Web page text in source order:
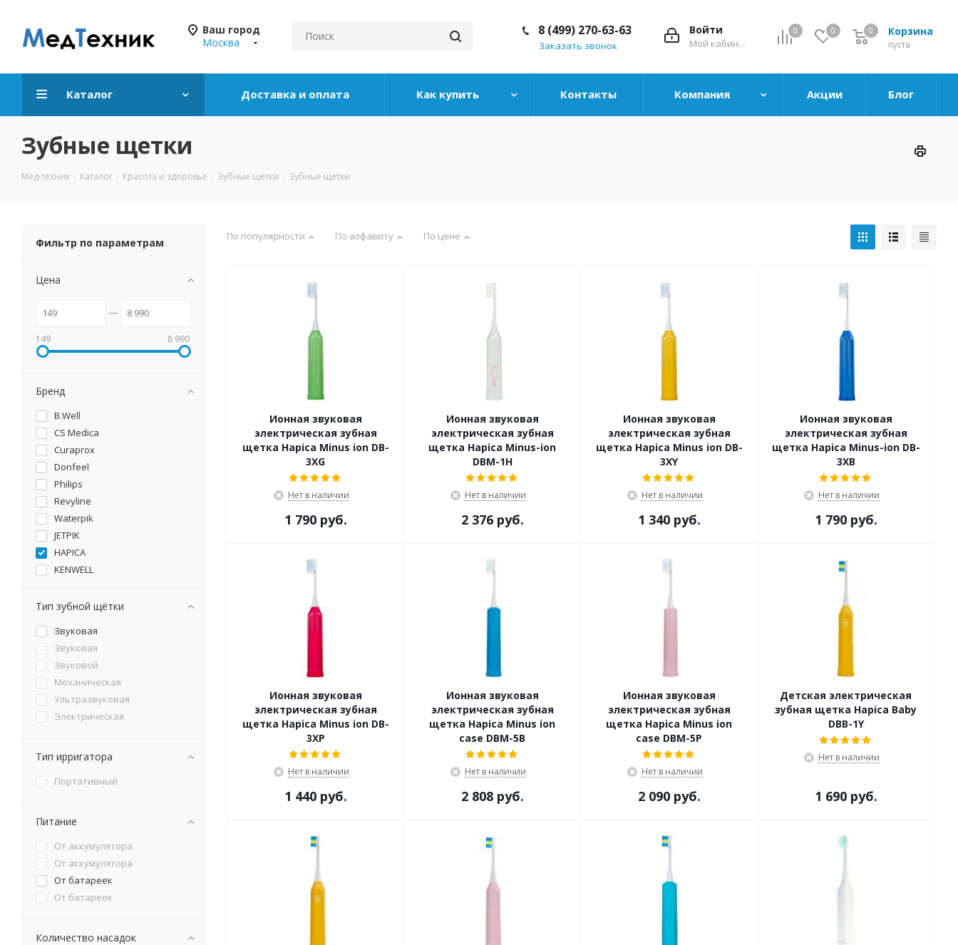
Ваш город
Москва
0 0 Корзина
0
пуста
0
Войти
Мой кабинет
8 (499) 270-63-63
Заказать звонок
Каталог Доставка и оплата Как купить Контакты Компания Акции Блог
Зубные щетки
Мед-техник - Каталог - Красота и здоровье - Зубные щетки - Зубные щетки
По популярности По алфавиту По цене
Ионная звуковая
электрическая зубная
щетка Hapica Minus ion DB-
3XG
Нет в наличии
1 790 руб.
Ионная звуковая
электрическая зубная
щетка Hapica Minus-ion
DBM-1H
Нет в наличии
2 376 руб.
Ионная звуковая
электрическая зубная
щетка Hapica Minus ion DB-
3XY
Нет в наличии
1 340 руб.
Ионная звуковая
электрическая зубная
щетка Hapica Minus-ion DB-
3XВ
Нет в наличии
1 790 руб.
Ионная звуковая
электрическая зубная
щетка Hapica Minus ion DB-
3XP
Нет в наличии
1 440 руб.
Ионная звуковая
электрическая зубная
щетка Hapica Minus ion
case DBM-5B
Нет в наличии
2 808 руб.
Ионная звуковая
электрическая зубная
щетка Hapica Minus ion
case DBM-5P
Нет в наличии
2 090 руб.
Детская электрическая
зубная щетка Hapica Baby
DBB-1Y
Нет в наличии
1 690 руб.
Фильтр по параметрам
Цена
149 8 990
Бренд
B.Well
CS Medica
Curaprox
Donfeel
Philips
Revyline
Waterpik
JETPIK
HAPICA
KENWELL
Тип зубной щётки
Звуковая
Звуковая
Звуковой
Механическая
Ультразвуковая
Электрическая
Тип ирригатора
Портативный
Питание
От аккумулятора
От аккумулятора
От батареек
От батареек
Количество насадок